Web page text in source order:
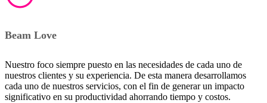
Beam Love
Nuestro foco siempre puesto en las necesidades de cada uno de
nuestros clientes y su experiencia. De esta manera desarrollamos
cada uno de nuestros servicios, con el fin de generar un impacto
significativo en su productividad ahorrando tiempo y costos.